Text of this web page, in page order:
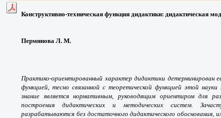
Конструктивно-техническая функция дидактики: дидактическая
Перминова Л. М.
Практико-ориентированный характер дидактики детерминирован
функцией, тесно связанной с теоретической функцией этой
знание является нормативным, руководящим ориентиром для
построения дидактических и методических систем.
разрабатываются без достаточного дидактического обоснования,